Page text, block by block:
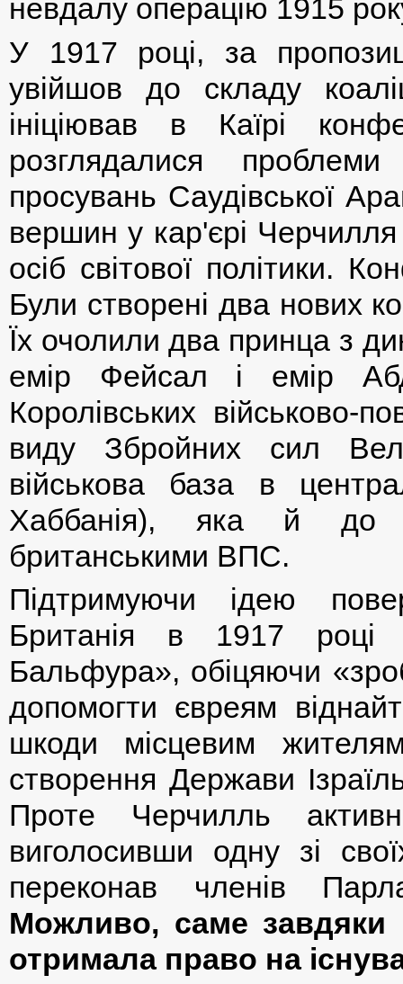
невдалу операцію 1915
У 1917 році, за
увійшов до складу
ініціював в Каїрі
розглядалися
просувань Саудівської
вершин у кар'єрі
осіб світової політики.
Були створені два нових
Їх очолили два принца з
емір Фейсал і емір
Королівських військово-
виду Збройних сил
військова база в
Хаббанія), яка й до
британськими ВПС.
Підтримуючи ідею
Британія в 1917 році
Бальфура», обіцяючи
допомогти євреям
шкоди місцевим
створення Держави
Проте Черчилль
виголосивши одну зі
переконав членів
Можливо, саме завдяки
отримала право на